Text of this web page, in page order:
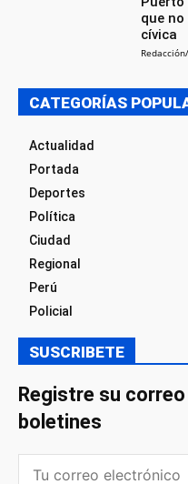
que
cívica
CATEGORÍAS
Actualidad
Portada
Deportes
Política
Ciudad
Regional
Perú
Policial
SUSCRIBETE
Registre su
boletines